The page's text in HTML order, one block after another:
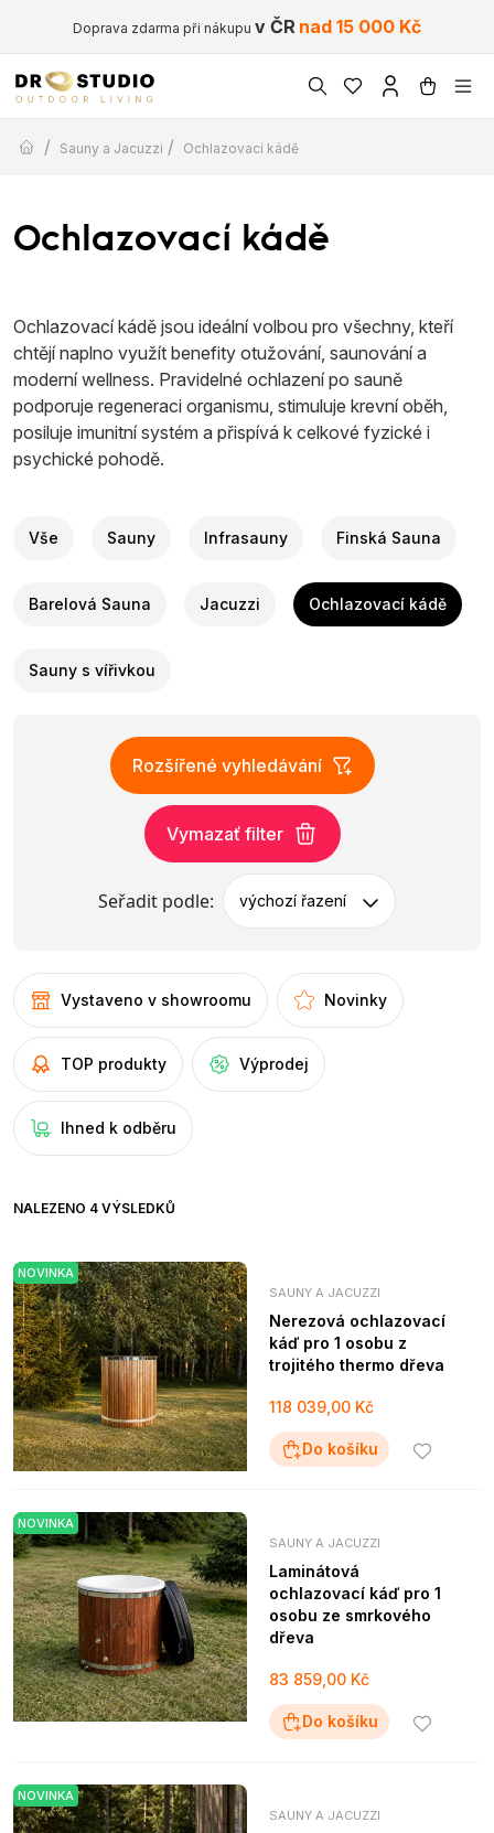
Doprava zdarma při nákupu v ČR nad 15 000 Kč
/ Sauny a Jacuzzi / Ochlazovací kádě
Ochlazovací kádě
Ochlazovací kádě jsou ideální volbou pro všechny, kteří
chtějí naplno využít benefity otužování, saunování a
moderní wellness. Pravidelné ochlazení po sauně
podporuje regeneraci organismu, stimuluje krevní oběh,
posiluje imunitní systém a přispívá k celkové fyzické i
psychické pohodě.
Vše Sauny Infrasauny Finská Sauna
Barelová Sauna Jacuzzi Ochlazovací kádě
Sauny s vířivkou
Rozšířené vyhledávání
Vymazať filter
Seřadit podle: výchozí řazení
Vystaveno v showroomu Novinky
TOP produkty Výprodej
Ihned k odběru
NALEZENO 4 VÝSLEDKŮ
NOVINKA
SAUNY A JACUZZI
Nerezová ochlazovací
káď pro 1 osobu z
trojitého thermo dřeva
118 039,00 Kč
Do košíku
NOVINKA
SAUNY A JACUZZI
Laminátová
ochlazovací káď pro 1
osobu ze smrkového
dřeva
83 859,00 Kč
Do košíku
NOVINKA
SAUNY A JACUZZI